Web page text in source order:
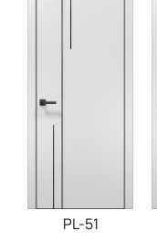
PL-51